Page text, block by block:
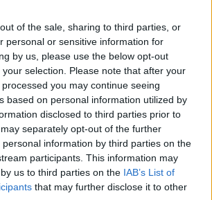
of the sale, sharing to third parties, or
personal or sensitive information for
by us, please use the below opt-out
selection. Please note that after your
you may continue seeing
based on personal information utilized by
disclosed to third parties prior to
separately opt-out of the further
information by third parties on the
participants. This information may
us to third parties on the IAB’s List of
that may further disclose it to other
combattere in partite di questo livello.
paura del loro gioco, ma anzi mettere
coraggio possibile. Abbiamo fiducia
e lo abbiamo dimostrato già qualche
, quando nessuno credeva in una
A riportare le parole del francese è
.